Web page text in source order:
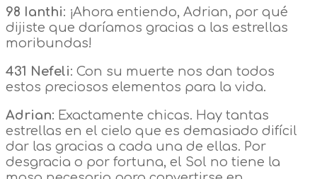
98 Ianthi: ¡Ahora entiendo, Adrian, por qué
dijiste que daríamos gracias a las estrellas
moribundas!
431 Nefeli: Con su muerte nos dan todos
estos preciosos elementos para la vida.
Adrian: Exactamente chicas. Hay tantas
estrellas en el cielo que es demasiado difícil
dar las gracias a cada una de ellas. Por
desgracia o por fortuna, el Sol no tiene la